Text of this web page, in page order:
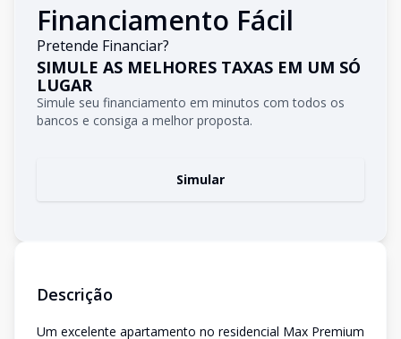
Financiamento Fácil
Pretende Financiar?
SIMULE AS MELHORES TAXAS EM UM SÓ
LUGAR
Simule seu financiamento em minutos com todos os
bancos e consiga a melhor proposta.
Simular
Descrição
Um excelente apartamento no residencial Max Premium